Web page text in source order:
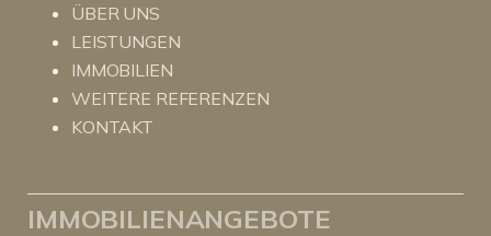
ÜBER UNS
LEISTUNGEN
IMMOBILIEN
WEITERE REFERENZEN
KONTAKT
IMMOBILIENANGEBOTE